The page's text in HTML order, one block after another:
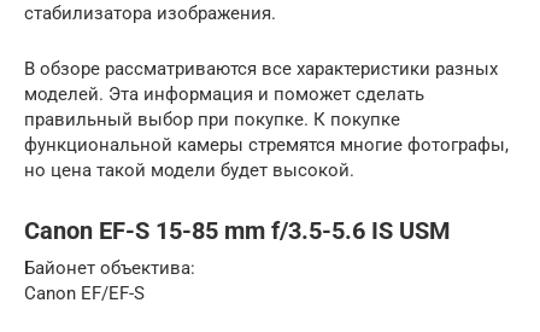
стабилизатора изображения.
В обзоре рассматриваются все характеристики разных
моделей. Эта информация и поможет сделать
правильный выбор при покупке. К покупке
функциональной камеры стремятся многие фотографы,
но цена такой модели будет высокой.
Canon EF-S 15-85 mm f/3.5-5.6 IS USM
Байонет объектива:
Canon EF/EF-S